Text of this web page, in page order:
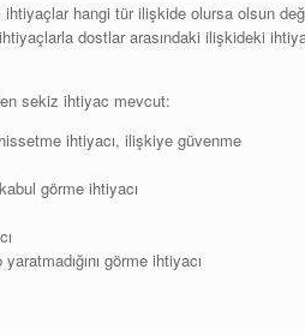
hangi tür ilişkide olursa olsun
dostlar arasındaki ilişkideki
sekiz ihtiyac mevcut:
ihtiyacı, ilişkiye güvenme
görme ihtiyacı
görme ihtiyacı